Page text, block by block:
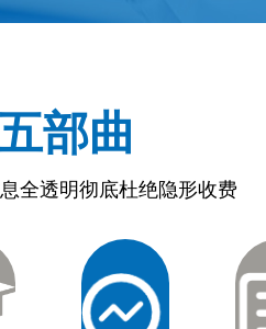
部曲
全透明彻底杜绝隐形收费